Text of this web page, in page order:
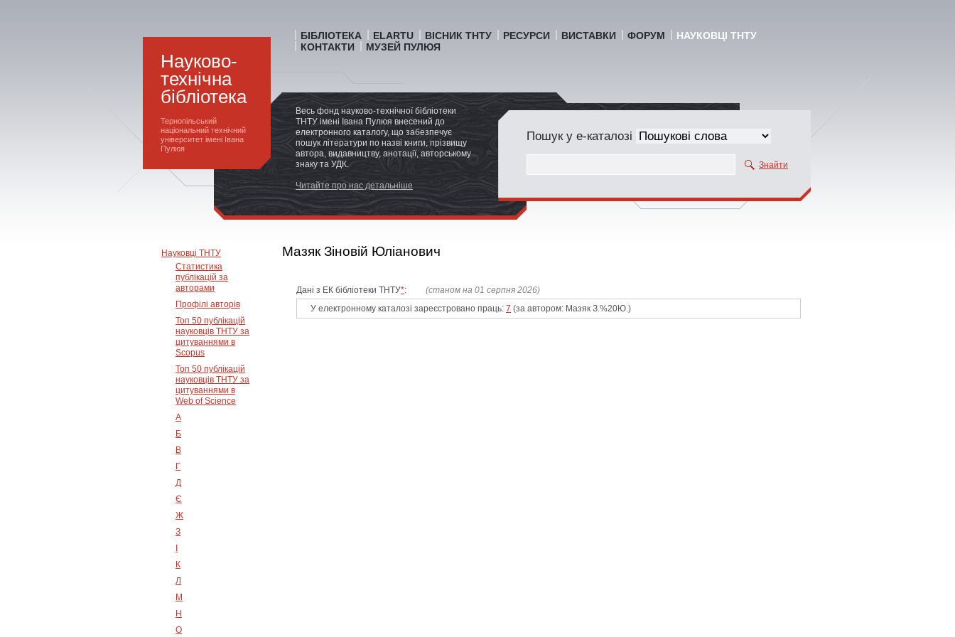
Науково-
технічна
бібліотека
Тернопільський
національний технічний
університет імені Івана
Пулюя
БІБЛІОТЕКА ELARTU ВІСНИК ТНТУ РЕСУРСИ ВИСТАВКИ ФОРУМ
НАУКОВЦІ ТНТУ
КОНТАКТИ
МУЗЕЙ ПУЛЮЯ
Весь фонд науково-технічної бібліотеки
ТНТУ імені Івана Пулюя внесений до
електронного каталогу, що забезпечує
пошук літератури по назві книги, прізвищу
автора, видавництву, анотації, авторському
знаку та УДК.
Читайте про нас детальніше
Пошук у е-каталозі
Знайти
Науковці ТНТУ
Статистика
публікацій за
авторами
Профілі авторів
Топ 50 публікацій
науковців ТНТУ за
цитуваннями в
Scopus
Топ 50 публікацій
науковців ТНТУ за
цитуваннями в
Web of Science
А
Б
В
Г
Д
Є
Ж
З
К
Л
М
Н
О
Мазяк Зіновій Юліанович
Дані з ЕК бібліотеки ТНТУ*: (станом на 01 серпня 2026)
У електронному каталозі зареєстровано праць: 7 (за автором: Мазяк З.%20Ю.)